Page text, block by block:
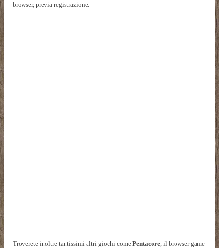
browser, previa registrazione.
Troverete inoltre tantissimi altri giochi comePentacore, il browser game